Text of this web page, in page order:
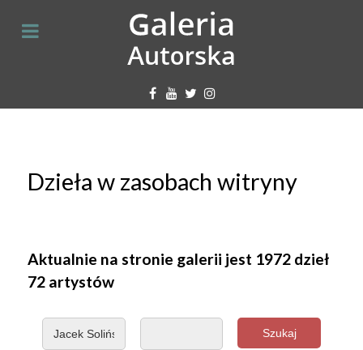
Dzieła w zasobach witryny
Aktualnie na stronie galerii jest 1972 dzieł
72 artystów
Szukaj